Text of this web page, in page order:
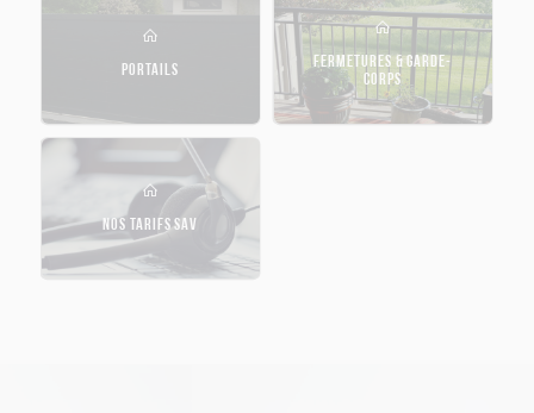
PORTAILS
FERMETURES & GARDE-
CORPS
NOS TARIFS SAV